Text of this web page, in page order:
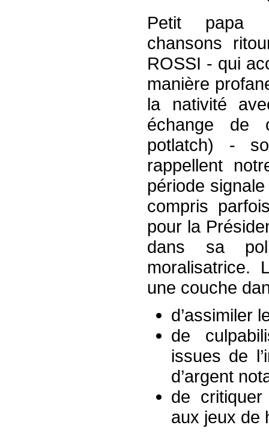
Petit papa
chansons
ROSSI - qui
manière
la nativité
échange de
potlatch) -
rappellent
période
compris
pour la
dans sa
moralisatrice.
une couche
d’assimiler
de
issues de
d’argent
de
aux jeux de